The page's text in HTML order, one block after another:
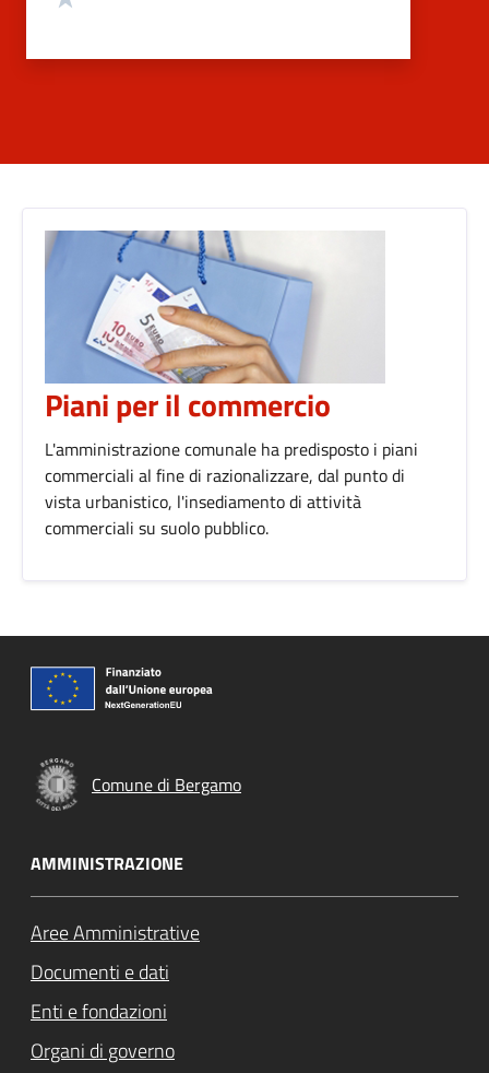
Piani per il commercio
L'amministrazione comunale ha predisposto i piani
commerciali al fine di razionalizzare, dal punto di
vista urbanistico, l'insediamento di attività
commerciali su suolo pubblico.
Comune di Bergamo
AMMINISTRAZIONE
Aree Amministrative
Documenti e dati
Enti e fondazioni
Organi di governo